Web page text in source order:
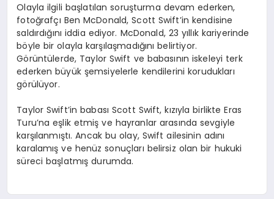
Olayla ilgili başlatılan soruşturma devam ederken,
fotoğrafçı Ben McDonald, Scott Swift’in kendisine
saldırdığını iddia ediyor. McDonald, 23 yıllık kariyerinde
böyle bir olayla karşılaşmadığını belirtiyor.
Görüntülerde, Taylor Swift ve babasının iskeleyi terk
ederken büyük şemsiyelerle kendilerini korudukları
görülüyor.
Taylor Swift’in babası Scott Swift, kızıyla birlikte Eras
Turu’na eşlik etmiş ve hayranlar arasında sevgiyle
karşılanmıştı. Ancak bu olay, Swift ailesinin adını
karalamış ve henüz sonuçları belirsiz olan bir hukuki
süreci başlatmış durumda.